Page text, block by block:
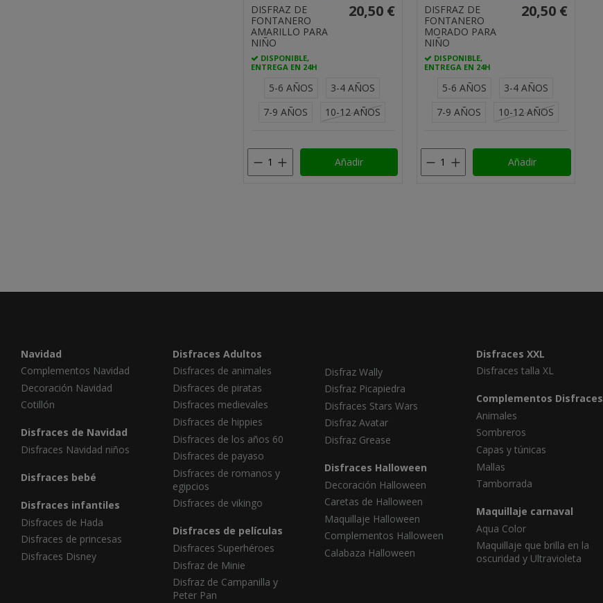
DISFRAZ DE
FONTANERO
AMARILLO PARA
NIÑO
DISPONIBLE,
ENTREGA EN 24H
20,50 €
5-6 AÑOS
3-4 AÑOS
7-9 AÑOS
10-12 AÑOS
Añadir
DISFRAZ DE
FONTANERO
MORADO PARA
NIÑO
DISPONIBLE,
ENTREGA EN 24H
20,50 €
5-6 AÑOS
3-4 AÑOS
7-9 AÑOS
10-12 AÑOS
Añadir
Navidad
Complementos Navidad
Decoración Navidad
Cotillón
Disfraces de Navidad
Disfraces Navidad niños
Disfraces bebé
Disfraces infantiles
Disfraces de Hada
Disfraces de princesas
Disfraces Disney
Disfraces Adultos
Disfraces de animales
Disfraces de piratas
Disfraces medievales
Disfraces de hippies
Disfraces de los años 60
Disfraces de payaso
Disfraces de romanos y
egipcios
Disfraces de vikingo
Disfraces de películas
Disfraces Superhéroes
Disfraz de Minie
Disfraz de Campanilla y
Peter Pan
Disfraz Wally
Disfraz Picapiedra
Disfraces Stars Wars
Disfraz Avatar
Disfraz Grease
Disfraces Halloween
Decoración Halloween
Caretas de Halloween
Maquillaje Halloween
Complementos Halloween
Calabaza Halloween
Disfraces XXL
Disfraces talla XL
Complementos Disfraces
Animales
Sombreros
Capas y túnicas
Mallas
Tamborrada
Maquillaje carnaval
Aqua Color
Maquillaje que brilla en la
oscuridad y Ultravioleta